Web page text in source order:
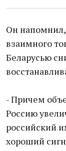
Он
взаимного
Беларусью
- Причем
Россию
российский
хороший